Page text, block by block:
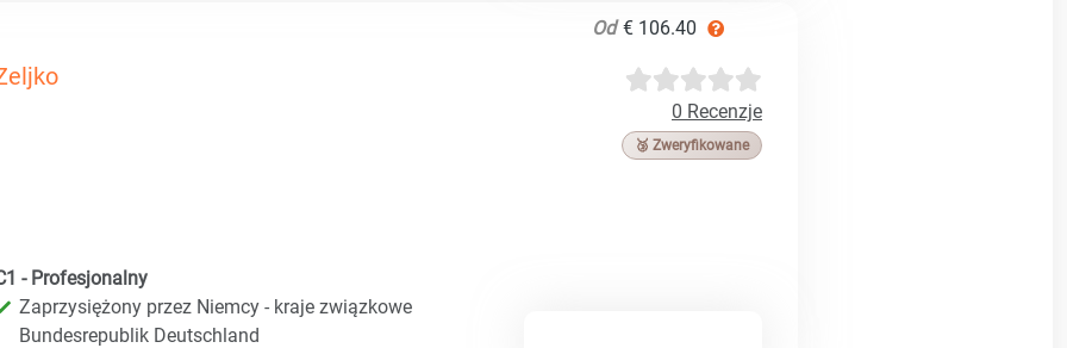
Od€ 106.40
0 Recenzje
🥉 Zweryfikowane
- Profesjonalny
Zaprzysiężony przez Niemcy - kraje związkowe
Bundesrepublik Deutschland